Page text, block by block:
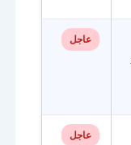
عاجل
عاجل